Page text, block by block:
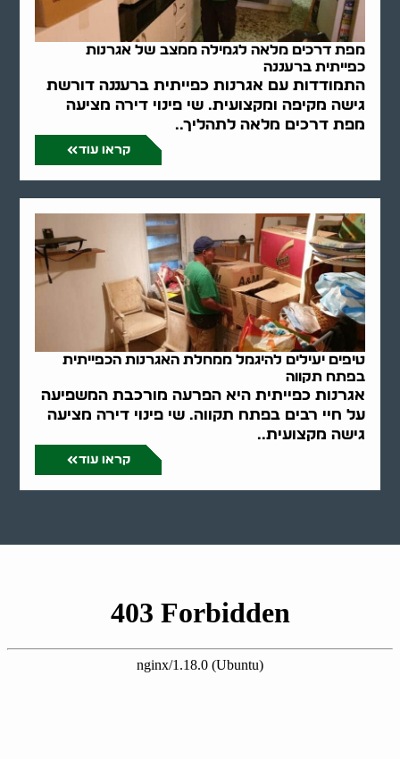
מפת דרכים מלאה לגמילה ממצב של אגרנות
כפייתית ברעננה
התמודדות עם אגרנות כפייתית ברעננה דורשת
גישה מקיפה ומקצועית. שי פינוי דירה מציעה
מפת דרכים מלאה לתהליך..
קראו עוד
טיפים יעילים להיגמל ממחלת האגרנות הכפייתית
בפתח תקווה
אגרנות כפייתית היא הפרעה מורכבת המשפיעה
על חיי רבים בפתח תקווה. שי פינוי דירה מציעה
גישה מקצועית..
קראו עוד